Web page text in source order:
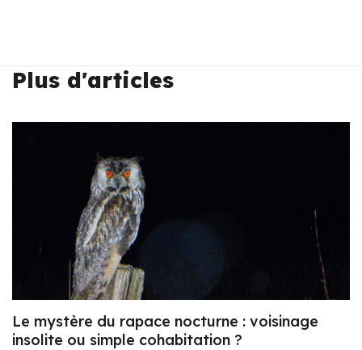
Plus d'articles
Le mystère du rapace nocturne : voisinage
insolite ou simple cohabitation ?